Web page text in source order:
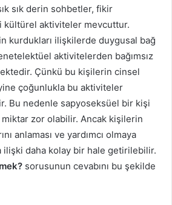
sık derin sohbetler, fikir
kültürel aktiviteler mevcuttur.
kurdukları ilişkilerde duygusal bağ
aktivitelerden bağımsız
Çünkü bu kişilerin cinsel
çoğunlukla bu aktiviteler
Bu nedenle sapyoseksüel bir kişi
zor olabilir. Ancak kişilerin
anlaması ve yardımcı olmaya
ilişki daha kolay bir hale getirilebilir.
sorusunun cevabını bu şekilde